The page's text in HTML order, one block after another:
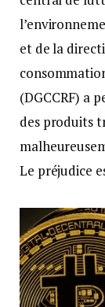
et de la
(DGCCRF) a
des produits
Le préjudice